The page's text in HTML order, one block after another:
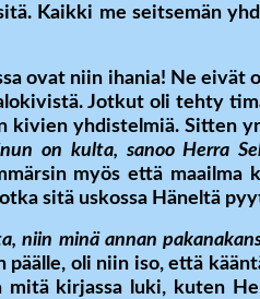
Kaikki me seitsemän
ovat niin ihania! Ne
Jotkut oli tehty
kivien yhdistelmiä. Sitten
on kulta, sanoo Herra
myös että maailma
sitä uskossa Häneltä
niin minä annan
päälle, oli niin iso, että
mitä kirjassa luki, kuten